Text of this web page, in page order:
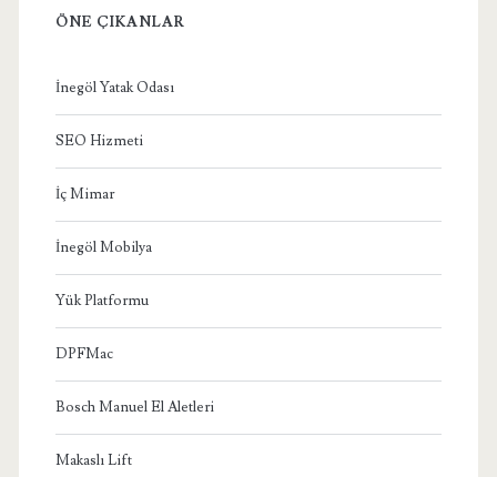
ÖNE ÇIKANLAR
İnegöl Yatak Odası
SEO Hizmeti
İç Mimar
İnegöl Mobilya
Yük Platformu
DPFMac
Bosch Manuel El Aletleri
Makaslı Lift